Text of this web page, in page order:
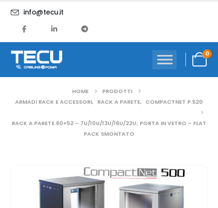
info@tecu.it
0
HOME
PRODOTTI
ARMADI RACK E ACCESSORI, RACK A PARETE, COMPACTNET P.520
RACK A PARETE 60×52 – 7U/10U/13U/16U/22U; PORTA IN VETRO – FLAT
PACK SMONTATO